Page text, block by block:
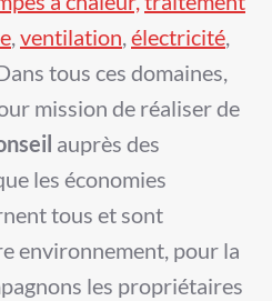
, ventilation, électricité,
tous ces domaines,
mission de réaliser de
auprès des
les économies
tous et sont
environnement, pour la
les propriétaires